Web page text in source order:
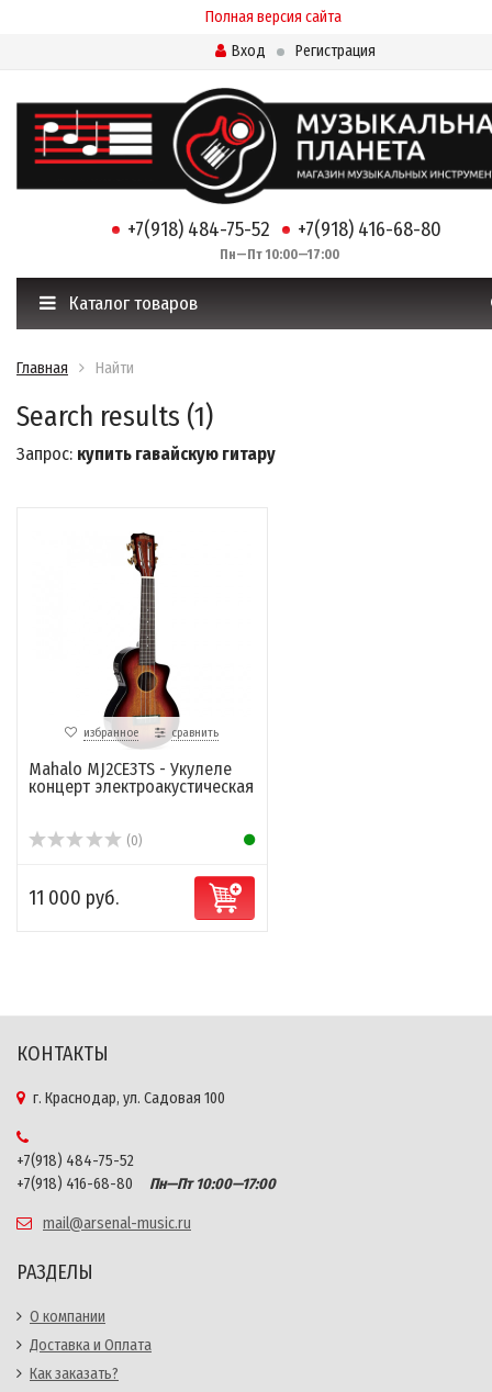
Полная версия сайта
Вход
Регистрация
+7(918) 484-75-52 +7(918) 416-68-80
Пн—Пт 10:00—17:00
Каталог товаров
Главная Найти
Search results (1)
Запрос: купить гавайскую гитару
избранное сравнить
Mahalo MJ2CE3TS - Укулеле
концерт электроакустическая
(0)
11 000 руб.
КОНТАКТЫ
г. Краснодар, ул. Садовая 100
+7(918) 484-75-52
+7(918) 416-68-80
Пн—Пт 10:00—17:00
mail@arsenal-music.ru
РАЗДЕЛЫ
О компании
Доставка и Оплата
Как заказать?